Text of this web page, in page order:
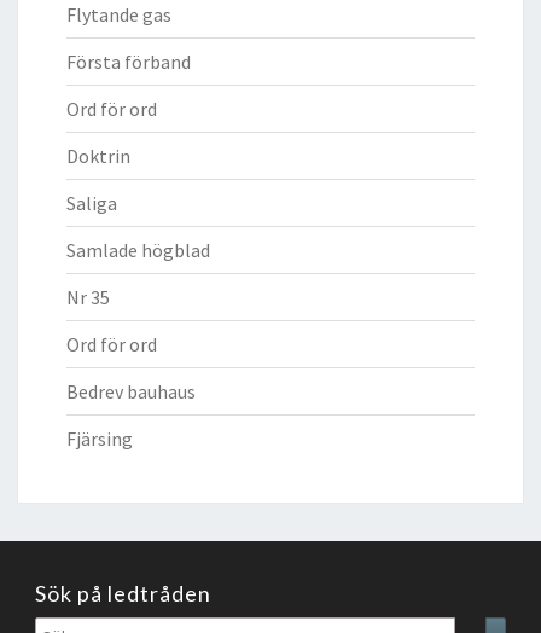
Flytande gas
Första förband
Ord för ord
Doktrin
Saliga
Samlade högblad
Nr 35
Ord för ord
Bedrev bauhaus
Fjärsing
Sök på ledtråden
Sök